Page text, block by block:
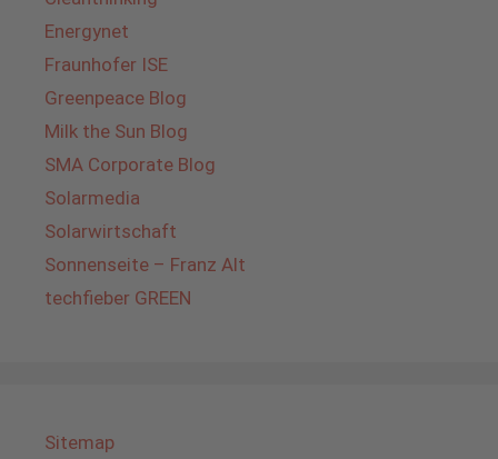
Energynet
Fraunhofer ISE
Greenpeace Blog
Milk the Sun Blog
SMA Corporate Blog
Solarmedia
Solarwirtschaft
Sonnenseite – Franz Alt
techfieber GREEN
Sitemap